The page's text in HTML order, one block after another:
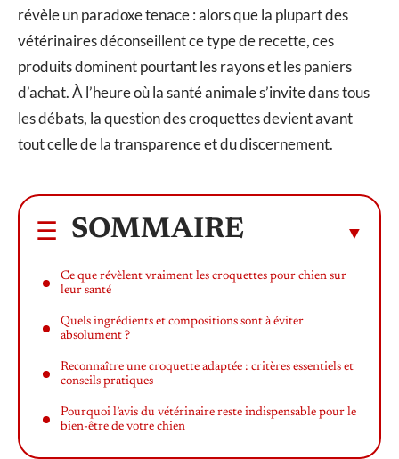
révèle un paradoxe tenace : alors que la plupart des
vétérinaires déconseillent ce type de recette, ces
produits dominent pourtant les rayons et les paniers
d’achat. À l’heure où la santé animale s’invite dans tous
les débats, la question des croquettes devient avant
tout celle de la transparence et du discernement.
SOMMAIRE
Ce que révèlent vraiment les croquettes pour chien sur
leur santé
Quels ingrédients et compositions sont à éviter
absolument ?
Reconnaître une croquette adaptée : critères essentiels et
conseils pratiques
Pourquoi l’avis du vétérinaire reste indispensable pour le
bien-être de votre chien